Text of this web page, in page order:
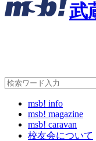
武
msb! info
msb! magazine
msb! caravan
校友会について